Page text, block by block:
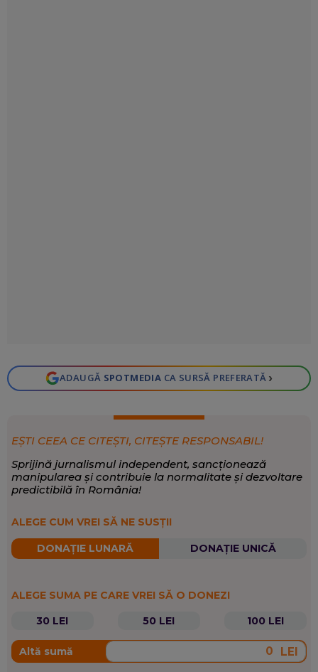
ADAUGĂ SPOTMEDIA CA SURSĂ PREFERATĂ ›
EȘTI CEEA CE CITEȘTI, CITEȘTE RESPONSABIL!
Sprijină jurnalismul independent, sancționează
manipularea și contribuie la normalitate și dezvoltare
predictibilă în România!
ALEGE CUM VREI SĂ NE SUSȚII
DONAȚIE LUNARĂ DONAȚIE UNICĂ
ALEGE SUMA PE CARE VREI SĂ O DONEZI
30 LEI
50 LEI 100 LEI
Altă sumă LEI